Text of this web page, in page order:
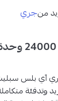
منجري
وتدفئة